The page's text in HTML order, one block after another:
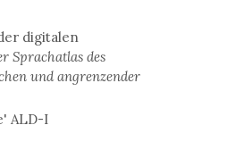
digitalen
Sprachatlas des
und angrenzender
ALD-I